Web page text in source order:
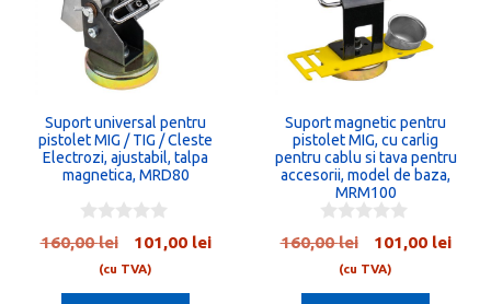
Suport universal pentru
pistolet MIG / TIG / Cleste
Electrozi, ajustabil, talpa
magnetica, MRD80
0
o
160,00lei
Prețul
inițial
a
101,00 leiPrețul
(cu TVA)
Suport magnetic pentru
pistolet MIG, cu carlig
pentru cablu si tava pentru
accesorii, model de baza,
MRM100
0
o
160,00lei
Prețul
inițial
a
101,00 lei
(cu TVA)